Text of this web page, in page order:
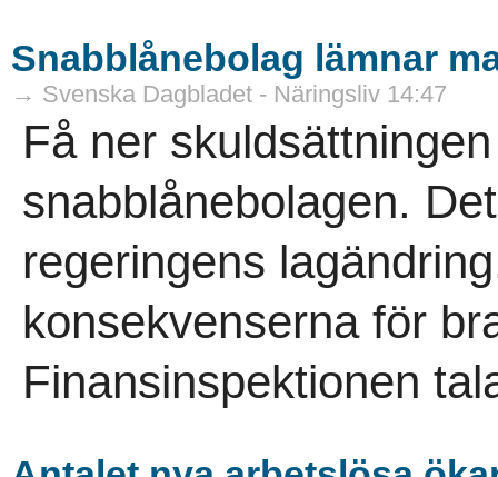
Snabblånebolag lämnar
→ Svenska Dagbladet - Näringsliv 14:47
Få ner
snabblånebolagen.
regeringens
konsekvenserna för
Finansinspektionen